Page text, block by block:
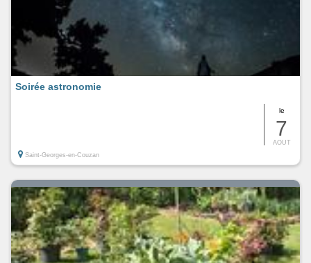
le
7
AOUT
Soirée astronomie
Saint-Georges-en-Couzan